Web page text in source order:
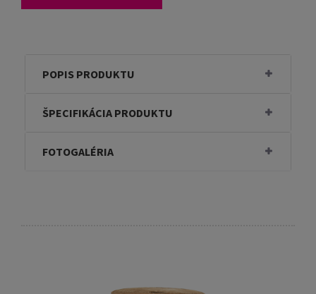
POPIS PRODUKTU
ŠPECIFIKÁCIA PRODUKTU
FOTOGALÉRIA